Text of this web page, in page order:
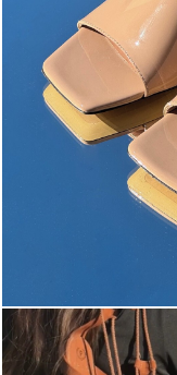
The most-wanted